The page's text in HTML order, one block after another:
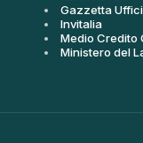
Gazzetta
Invitalia
Medio Credito
Ministero del